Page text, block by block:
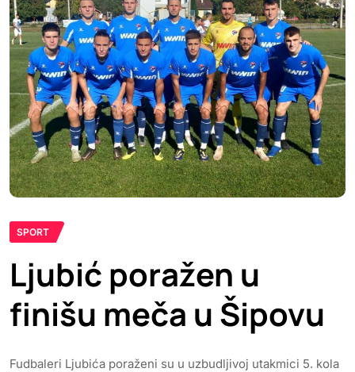
SPORT
Ljubić poražen u
finišu meča u Šipovu
Fudbaleri Ljubića poraženi su u uzbudljivoj utakmici 5. kola